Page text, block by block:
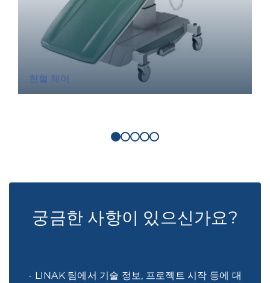
헌혈 체어
궁금한 사항이 있으신가요?
- LINAK 팀에서 기술 정보, 프로젝트 시작 등에 대